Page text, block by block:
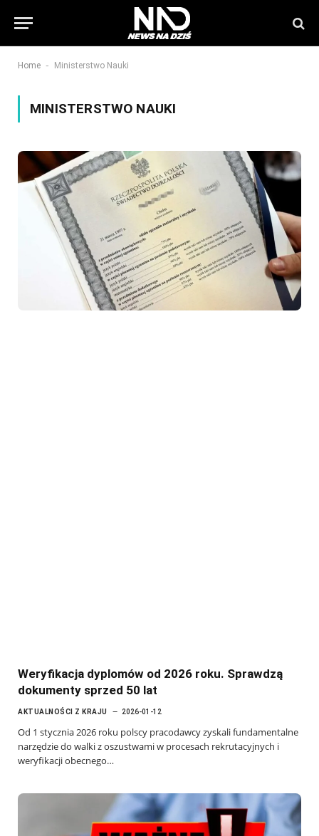
Home - Ministerstwo Nauki
MINISTERSTWO NAUKI
Weryfikacja dyplomów od 2026 roku. Sprawdzą
dokumenty sprzed 50 lat
AKTUALNOŚCI Z KRAJU 2026-01-12
Od 1 stycznia 2026 roku polscy pracodawcy zyskali fundamentalne
narzędzie do walki z oszustwami w procesach rekrutacyjnych i
weryfikacji obecnego…